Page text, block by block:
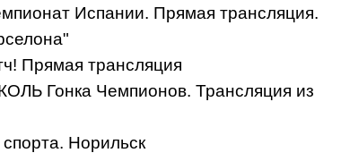
Испании. Прямая трансляция.
Прямая трансляция
Гонка Чемпионов. Трансляция из
Норильск